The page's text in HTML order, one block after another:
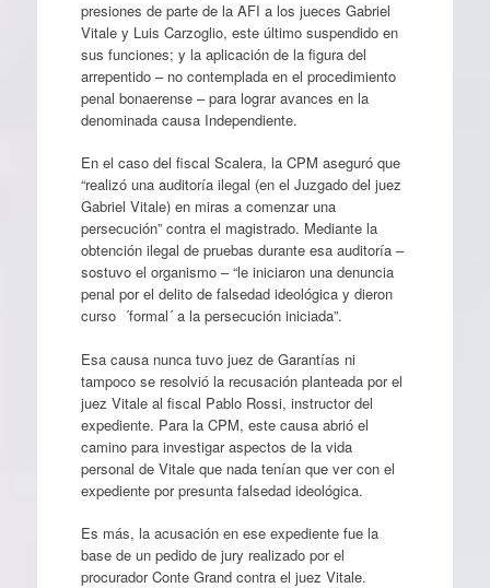
presiones de parte de la AFI a los jueces Gabriel
Vitale y Luis Carzoglio, este último suspendido en
sus funciones; y la aplicación de la figura del
arrepentido – no contemplada en el procedimiento
penal bonaerense – para lograr avances en la
denominada causa Independiente.
En el caso del fiscal Scalera, la CPM aseguró que
“realizó una auditoría ilegal (en el Juzgado del juez
Gabriel Vitale) en miras a comenzar una
persecución” contra el magistrado. Mediante la
obtención ilegal de pruebas durante esa auditoría –
sostuvo el organismo – “le iniciaron una denuncia
penal por el delito de falsedad ideológica y dieron
curso ´formal´ a la persecución iniciada”.
Esa causa nunca tuvo juez de Garantías ni
tampoco se resolvió la recusación planteada por el
juez Vitale al fiscal Pablo Rossi, instructor del
expediente. Para la CPM, este causa abrió el
camino para investigar aspectos de la vida
personal de Vitale que nada tenían que ver con el
expediente por presunta falsedad ideológica.
Es más, la acusación en ese expediente fue la
base de un pedido de jury realizado por el
procurador Conte Grand contra el juez Vitale.